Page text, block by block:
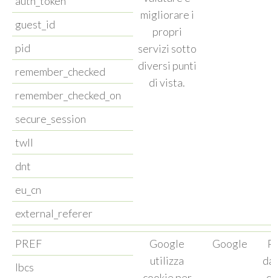
migliorare i
propri
servizi sotto
diversi punti
di vista.
guest_id
pid
remember_checked
remember_checked_on
secure_session
twll
dnt
eu_cn
external_referer
PREF
Google
utilizza
Google
lbcs